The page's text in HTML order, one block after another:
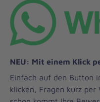
NEU: Mit einem Klick
Einfach auf den Button
klicken, Fragen kurz